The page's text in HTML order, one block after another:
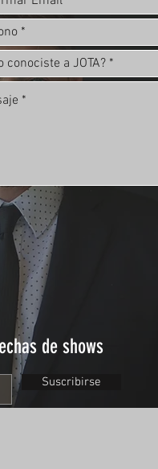
de shows
Suscribirse